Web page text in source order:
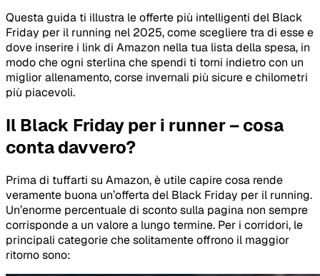
Questa guida ti illustra le offerte più intelligenti del Black
Friday per il running nel 2025, come scegliere tra di esse e
dove inserire i link di Amazon nella tua lista della spesa, in
modo che ogni sterlina che spendi ti torni indietro con un
miglior allenamento, corse invernali più sicure e chilometri
più piacevoli.
Il Black Friday per i runner – cosa
conta davvero?
Prima di tuffarti su Amazon, è utile capire cosa rende
veramente buona un’offerta del Black Friday per il running.
Un’enorme percentuale di sconto sulla pagina non sempre
corrisponde a un valore a lungo termine. Per i corridori, le
principali categorie che solitamente offrono il maggior
ritorno sono: